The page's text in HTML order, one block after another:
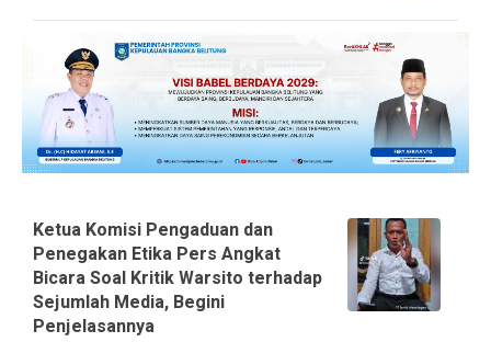
Ketua Komisi Pengaduan dan
Penegakan Etika Pers Angkat
Bicara Soal Kritik Warsito terhadap
Sejumlah Media, Begini
Penjelasannya